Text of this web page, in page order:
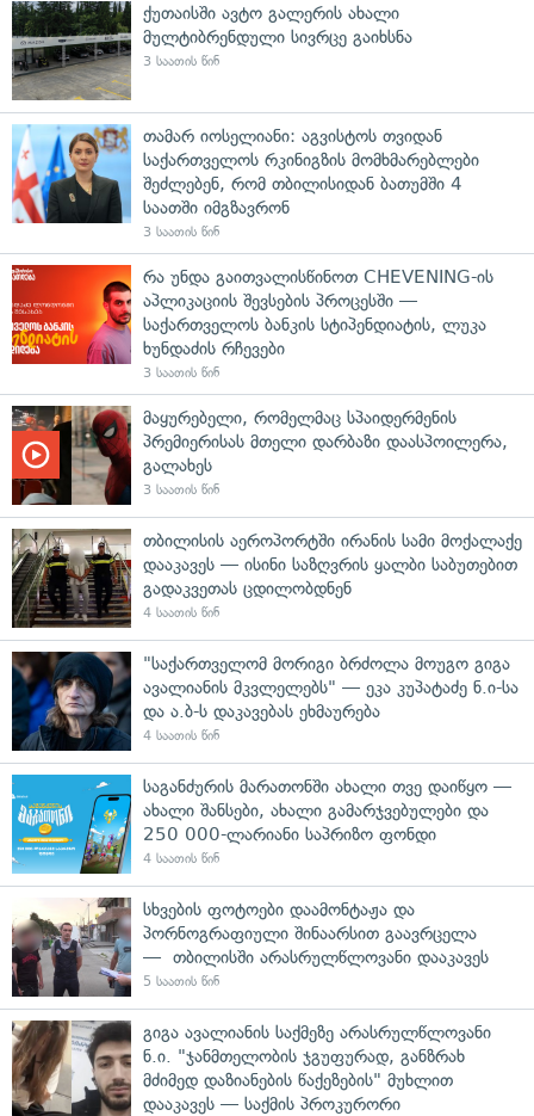
ქუთაისში ავტო გალერის ახალი
მულტიბრენდული სივრცე გაიხსნა
3 საათის წინ
თამარ იოსელიანი: აგვისტოს თვიდან
საქართველოს რკინიგზის მომხმარებლები
შეძლებენ, რომ თბილისიდან ბათუმში 4
საათში იმგზავრონ
3 საათის წინ
რა უნდა გაითვალისწინოთ CHEVENING-ის
აპლიკაციის შევსების პროცესში —
საქართველოს ბანკის სტიპენდიატის, ლუკა
ხუნდაძის რჩევები
3 საათის წინ
მაყურებელი, რომელმაც სპაიდერმენის
პრემიერისას მთელი დარბაზი დაასპოილერა,
გალახეს
3 საათის წინ
თბილისის აეროპორტში ირანის სამი მოქალაქე
დააკავეს — ისინი საზღვრის ყალბი საბუთებით
გადაკვეთას ცდილობდნენ
4 საათის წინ
"საქართველომ მორიგი ბრძოლა მოუგო გიგა
ავალიანის მკვლელებს" — ეკა კუპატაძე ნ.ი-სა
და ა.ბ-ს დაკავებას ეხმაურება
4 საათის წინ
საგანძურის მარათონში ახალი თვე დაიწყო —
ახალი შანსები, ახალი გამარჯვებულები და
250 000-ლარიანი საპრიზო ფონდი
4 საათის წინ
სხვების ფოტოები დაამონტაჟა და
პორნოგრაფიული შინაარსით გაავრცელა
— თბილისში არასრულწლოვანი დააკავეს
5 საათის წინ
გიგა ავალიანის საქმეზე არასრულწლოვანი
ნ.ი. "ჯანმთელობის ჯგუფურად, განზრახ
მძიმედ დაზიანების წაქეზების" მუხლით
დააკავეს — საქმის პროკურორი